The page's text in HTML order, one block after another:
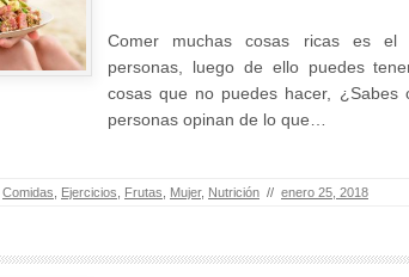
Comer muchas cosas ricas es
personas, luego de ello puedes
cosas que no puedes hacer, ¿Sabes
personas opinan de lo que…
Comidas Ejercicios Frutas Mujer, Nutrición // enero 25, 2018